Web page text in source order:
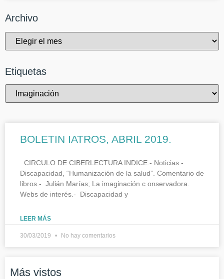
Archivo
Etiquetas
BOLETIN IATROS, ABRIL 2019.
CIRCULO DE CIBERLECTURA INDICE.- Noticias.-
Discapacidad, “Humanización de la salud”. Comentario de
libros.- Julián Marías; La imaginación c onservadora.
Webs de interés.- Discapacidad y
LEER MÁS
30/03/2019 No hay comentarios
Más vistos